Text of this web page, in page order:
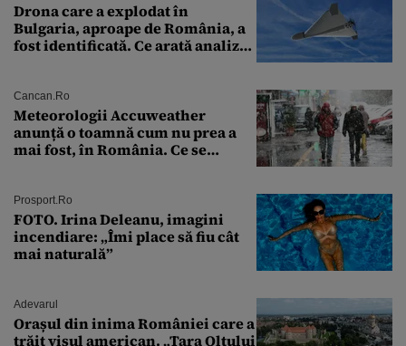
Drona care a explodat în
Bulgaria, aproape de România, a
fost identificată. Ce arată analiza
Cancan.ro
Meteorologii Accuweather
anunță o toamnă cum nu prea a
mai fost, în România. Ce se
București. Pe ce dată ninge
Prosport.ro
FOTO. Irina Deleanu, imagini
incendiare: „Îmi place să fiu cât
mai naturală”
Adevarul
Orașul din inima României care a
trăit visul american. „Țara Oltului